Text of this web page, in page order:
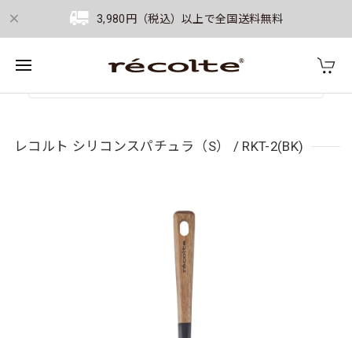
3,980円（税込）以上で全国送料無料
レコルト シリコンスパチュラ（S） / RKT-2(BK)